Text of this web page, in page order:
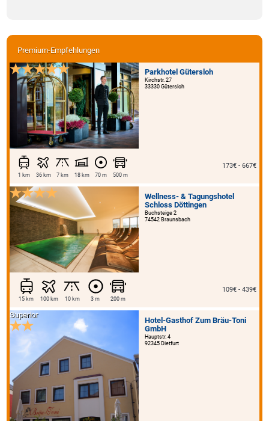
Premium-Empfehlungen
Parkhotel Gütersloh
Kirchstr. 27
33330 Gütersloh
1 km 36 km 7 km 18 km 70 m 500 m
173€ - 667€
Wellness- & Tagungshotel
Schloss Döttingen
Buchsteige 2
74542 Braunsbach
15 km 100 km 10 km 3 m 200 m
109€ - 439€
Hotel-Gasthof Zum Bräu-Toni
GmbH
Hauptstr. 4
92345 Dietfurt
Superior